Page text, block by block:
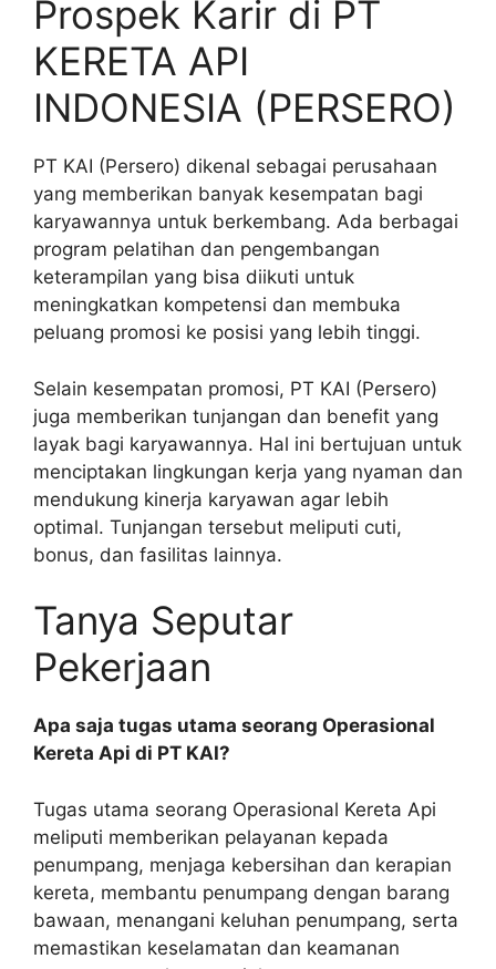
Prospek Karir di PT
KERETA API
INDONESIA (PERSERO)
PT KAI (Persero) dikenal sebagai perusahaan
yang memberikan banyak kesempatan bagi
karyawannya untuk berkembang. Ada berbagai
program pelatihan dan pengembangan
keterampilan yang bisa diikuti untuk
meningkatkan kompetensi dan membuka
peluang promosi ke posisi yang lebih tinggi.
Selain kesempatan promosi, PT KAI (Persero)
juga memberikan tunjangan dan benefit yang
layak bagi karyawannya. Hal ini bertujuan untuk
menciptakan lingkungan kerja yang nyaman dan
mendukung kinerja karyawan agar lebih
optimal. Tunjangan tersebut meliputi cuti,
bonus, dan fasilitas lainnya.
Tanya Seputar
Pekerjaan
Apa saja tugas utama seorang Operasional
Kereta Api di PT KAI?
Tugas utama seorang Operasional Kereta Api
meliputi memberikan pelayanan kepada
penumpang, menjaga kebersihan dan kerapian
kereta, membantu penumpang dengan barang
bawaan, menangani keluhan penumpang, serta
memastikan keselamatan dan keamanan